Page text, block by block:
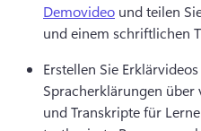
Demovideo und teilen
und einem schriftlichen
Erstellen Sie
Spracherklärungen über
und Transkripte für